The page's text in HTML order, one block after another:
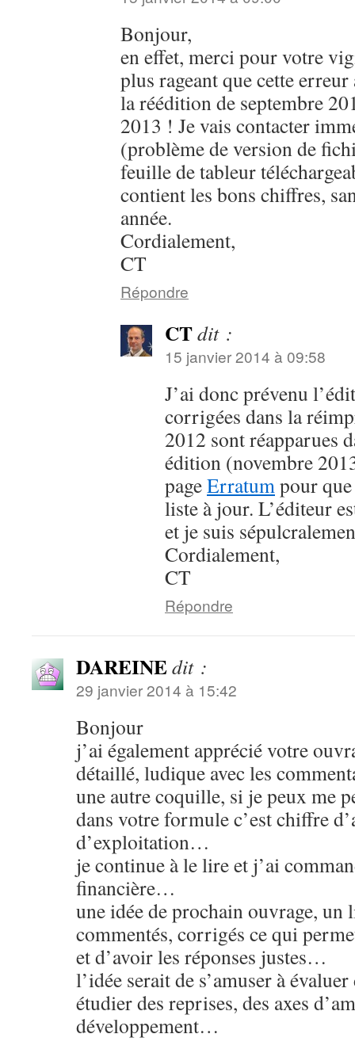
Bonjour,
en effet, merci pour votre
plus rageant que cette
la réédition de septembre
2013 ! Je vais contacter
(problème de version de
feuille de tableur
contient les bons chiffres,
année.
Cordialement,
CT
Répondre
CTdit :
15 janvier 2014 à 09:58
J’ai donc prévenu
corrigées dans la
2012 sont réapparues
édition (novembre
pageErratumpour
liste à jour. L’éditeur
et je suis
Cordialement,
CT
Répondre
DAREINEdit :
29 janvier 2014 à 15:42
Bonjour
j’ai également apprécié votre
détaillé, ludique avec les
une autre coquille, si je peux me
dans votre formule c’est chiffre
d’exploitation…
je continue à le lire et j’ai
financière…
une idée de prochain ouvrage, un
commentés, corrigés ce qui
et d’avoir les réponses justes…
l’idée serait de s’amuser à
étudier des reprises, des axes
développement…